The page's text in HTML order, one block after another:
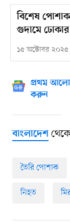
বিশেষ
গুদামে ঢোকার
১৫ অক্টোবর ২০২৫
প্রথম
করুন
বাংলাদেশ
তৈরি পোশাক
নিহত